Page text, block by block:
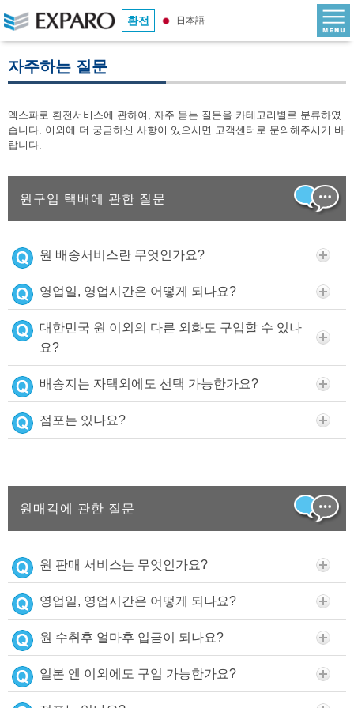
환전 日本語
자주하는 질문
엑스파로 환전서비스에 관하여, 자주 묻는 질문을 카테고리별로 분류하였
습니다. 이외에 더 궁금하신 사항이 있으시면 고객센터로 문의해주시기 바
랍니다.
원구입 택배에 관한 질문
원 배송서비스란 무엇인가요?
영업일, 영업시간은 어떻게 되나요?
대한민국 원 이외의 다른 외화도 구입할 수 있나
요?
배송지는 자택외에도 선택 가능한가요?
점포는 있나요?
원매각에 관한 질문
원 판매 서비스는 무엇인가요?
영업일, 영업시간은 어떻게 되나요?
원 수취후 얼마후 입금이 되나요?
일본 엔 이외에도 구입 가능한가요?